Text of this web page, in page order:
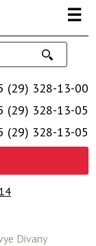
☰
(29) 328-13-00
(29) 328-13-05
(29) 328-13-05
Divany